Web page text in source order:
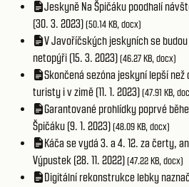
Jeskyně Na Špičáku poodhalí
(30. 3. 2023)(50.14 KB, docx)
V Javoříčských jeskyních se
netopýři (15. 3. 2023)(46.27 KB, docx)
Skončená sezóna jeskyní lepší
turisty i v zimě (11. 1. 2023)(47.91 KB,
Garantované prohlídky poprvé
Špičáku (9. 1. 2023)(48.09 KB, docx)
Káča se vydá 3. a 4. 12. za čerty,
Výpustek (28. 11. 2022)(47.22 KB, docx)
Digitální rekonstrukce lebky